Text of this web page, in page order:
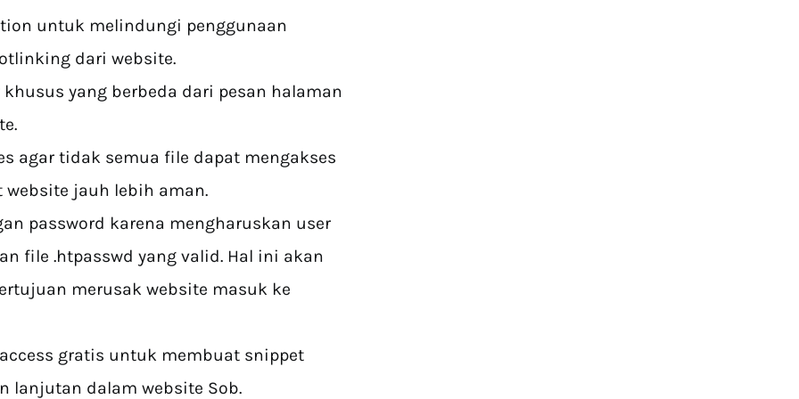
untuk melindungi penggunaan
dari website.
yang berbeda dari pesan halaman
agar tidak semua file dapat mengakses
jauh lebih aman.
password karena mengharuskan user
file .htpasswd yang valid. Hal ini akan
merusak website masuk ke
gratis untuk membuat snippet
lanjutan dalam website Sob.